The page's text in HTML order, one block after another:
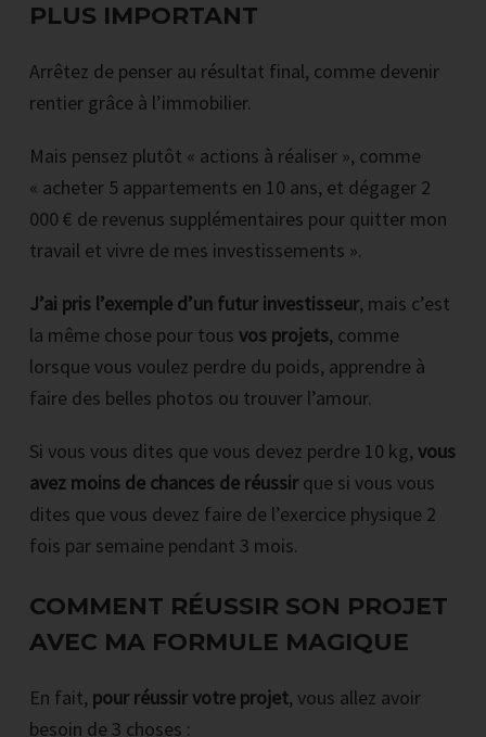
PLUS IMPORTANT
Arrêtez de penser au résultat final, comme devenir
rentier grâce à l’immobilier.
Mais pensez plutôt « actions à réaliser », comme
« acheter 5 appartements en 10 ans, et dégager 2
000 € de revenus supplémentaires pour quitter mon
travail et vivre de mes investissements ».
J’ai pris l’exemple d’un futur investisseur, mais c’est
la même chose pour tous vos projets, comme
lorsque vous voulez perdre du poids, apprendre à
faire des belles photos ou trouver l’amour.
Si vous vous dites que vous devez perdre 10 kg, vous
avez moins de chances de réussir que si vous vous
dites que vous devez faire de l’exercice physique 2
fois par semaine pendant 3 mois.
COMMENT RÉUSSIR SON PROJET
AVEC MA FORMULE MAGIQUE
En fait, pour réussir votre projet, vous allez avoir
besoin de 3 choses :